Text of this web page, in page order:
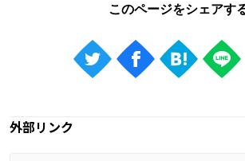
外部リンク